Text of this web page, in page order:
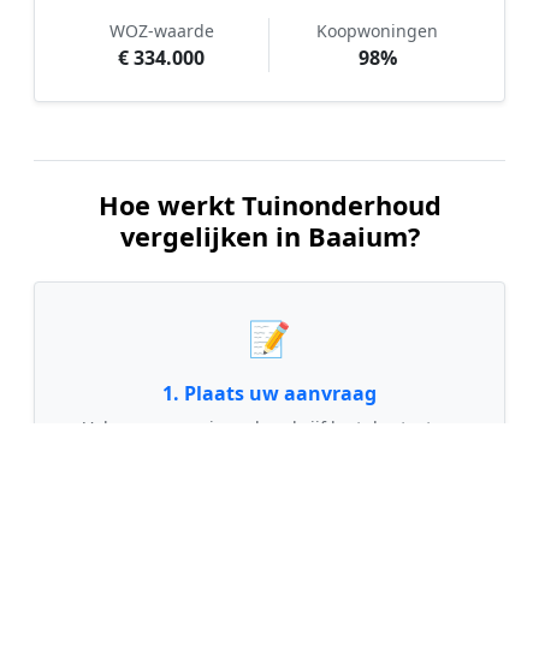
WOZ-waarde
€ 334.000
Koopwoningen
98%
Hoe werkt Tuinonderhoud
vergelijken in Baaium?
📝
1. Plaats uw aanvraag
Vul uw wensen in en beschrijf kort de staat en